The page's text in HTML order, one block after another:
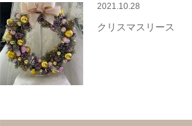
2021.10.28
クリスマスリース